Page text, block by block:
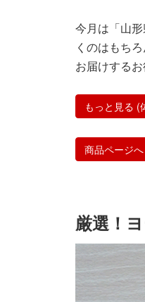
今月は「山
くのはもち
お届けする
もっと見る (
商品ページへ
厳選！